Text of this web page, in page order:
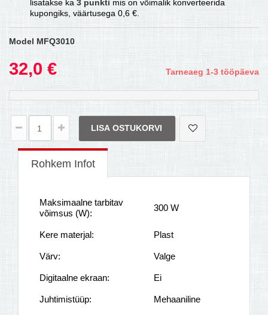
lisatakse ka 3 punkti mis on võimalik konverteerida
kupongiks, väärtusega 0,6 €
Model MFQ3010
32,0 € Tarneaeg 1-3 tööpäeva
LISA OSTUKORVI
Rohkem Infot
Maksimaalne tarbitav
võimsus (W):
300 W
Kere materjal: Plast
Värv: Valge
Digitaalne ekraan: Ei
Juhtimistüüp: Mehaaniline